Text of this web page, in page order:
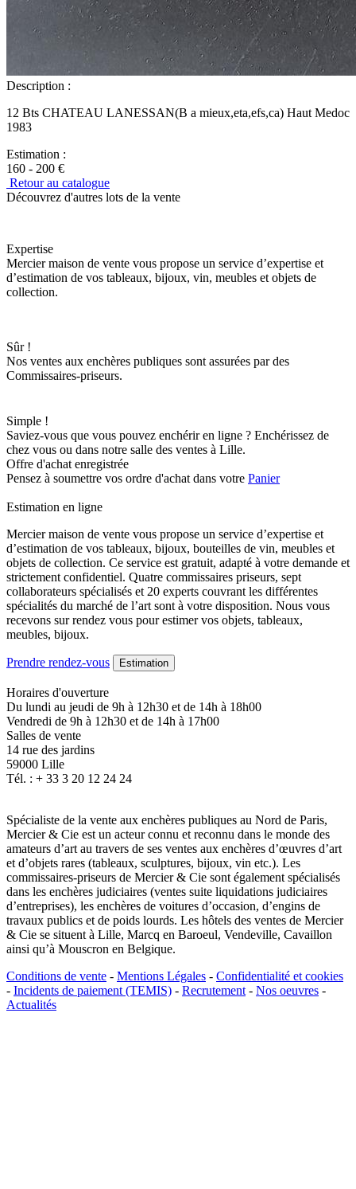
Description :
12 Bts CHATEAU LANESSAN(B a mieux,eta,efs,ca) Haut Medoc
1983
Estimation :
160 - 200 €
Retour au catalogue
Découvrez d'autres lots de la vente
Expertise
Mercier maison de vente vous propose un service d’expertise et
d’estimation de vos tableaux, bijoux, vin, meubles et objets de
collection.
Sûr !
Nos ventes aux enchères publiques sont assurées par des
Commissaires-priseurs.
Simple !
Saviez-vous que vous pouvez enchérir en ligne ? Enchérissez de
chez vous ou dans notre salle des ventes à Lille.
Offre d'achat enregistrée
Pensez à soumettre vos ordre d'achat dans votre Panier
Estimation en ligne
Mercier maison de vente vous propose un service d’expertise et
d’estimation de vos tableaux, bijoux, bouteilles de vin, meubles et
objets de collection. Ce service est gratuit, adapté à votre demande et
strictement confidentiel. Quatre commissaires priseurs, sept
collaborateurs spécialisés et 20 experts couvrant les différentes
spécialités du marché de l’art sont à votre disposition. Nous vous
recevons sur rendez vous pour estimer vos objets, tableaux,
meubles, bijoux.
Prendre rendez-vous Estimation
Horaires d'ouverture
Du lundi au jeudi de 9h à 12h30 et de 14h à 18h00
Vendredi de 9h à 12h30 et de 14h à 17h00
Salles de vente
14 rue des jardins
59000 Lille
Tél. : + 33 3 20 12 24 24
Spécialiste de la vente aux enchères publiques au Nord de Paris,
Mercier & Cie est un acteur connu et reconnu dans le monde des
amateurs d’art au travers de ses ventes aux enchères d’œuvres d’art
et d’objets rares (tableaux, sculptures, bijoux, vin etc.). Les
commissaires-priseurs de Mercier & Cie sont également spécialisés
dans les enchères judiciaires (ventes suite liquidations judiciaires
d’entreprises), les enchères de voitures d’occasion, d’engins de
travaux publics et de poids lourds. Les hôtels des ventes de Mercier
& Cie se situent à Lille, Marcq en Baroeul, Vendeville, Cavaillon
ainsi qu’à Mouscron en Belgique.
Conditions de vente - Mentions Légales - Confidentialité et cookies
- Incidents de paiement (TEMIS) - Recrutement- Nos oeuvres -
Actualités